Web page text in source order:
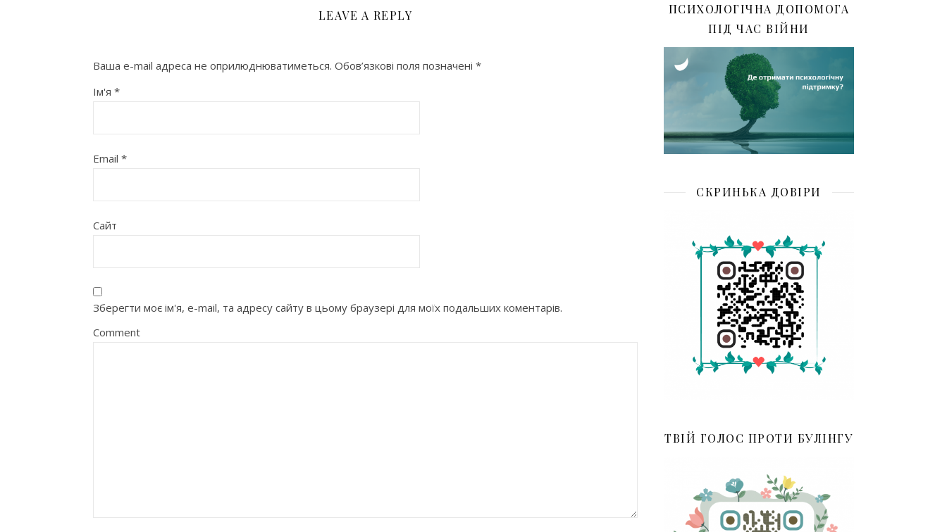
LEAVE A REPLY
Ваша e-mail адреса не оприлюднюватиметься. Обов’язкові поля позначені *
Ім'я *
Email *
Сайт
Зберегти моє ім'я, e-mail, та адресу сайту в цьому браузері для моїх подальших коментарів.
Comment
ПСИХОЛОГІЧНА ДОПОМОГА
ПІД ЧАС ВІЙНИ
СКРИНЬКА ДОВІРИ
ТВІЙ ГОЛОС ПРОТИ БУЛІНГУ